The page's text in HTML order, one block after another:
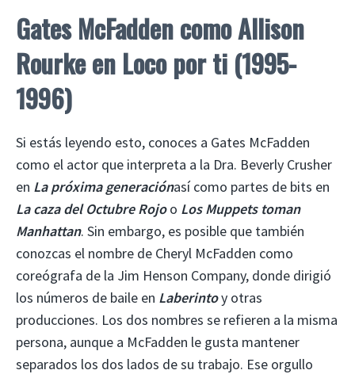
Gates McFadden como Allison
Rourke en Loco por ti (1995-
1996)
Si estás leyendo esto, conoces a Gates McFadden
como el actor que interpreta a la Dra. Beverly Crusher
en La próxima generaciónasí como partes de bits en
La caza del Octubre Rojoo Los Muppets toman
Manhattan. Sin embargo, es posible que también
conozcas el nombre de Cheryl McFadden como
coreógrafa de la Jim Henson Company, donde dirigió
los números de baile en Laberintoy otras
producciones. Los dos nombres se refieren a la misma
persona, aunque a McFadden le gusta mantener
separados los dos lados de su trabajo. Ese orgullo